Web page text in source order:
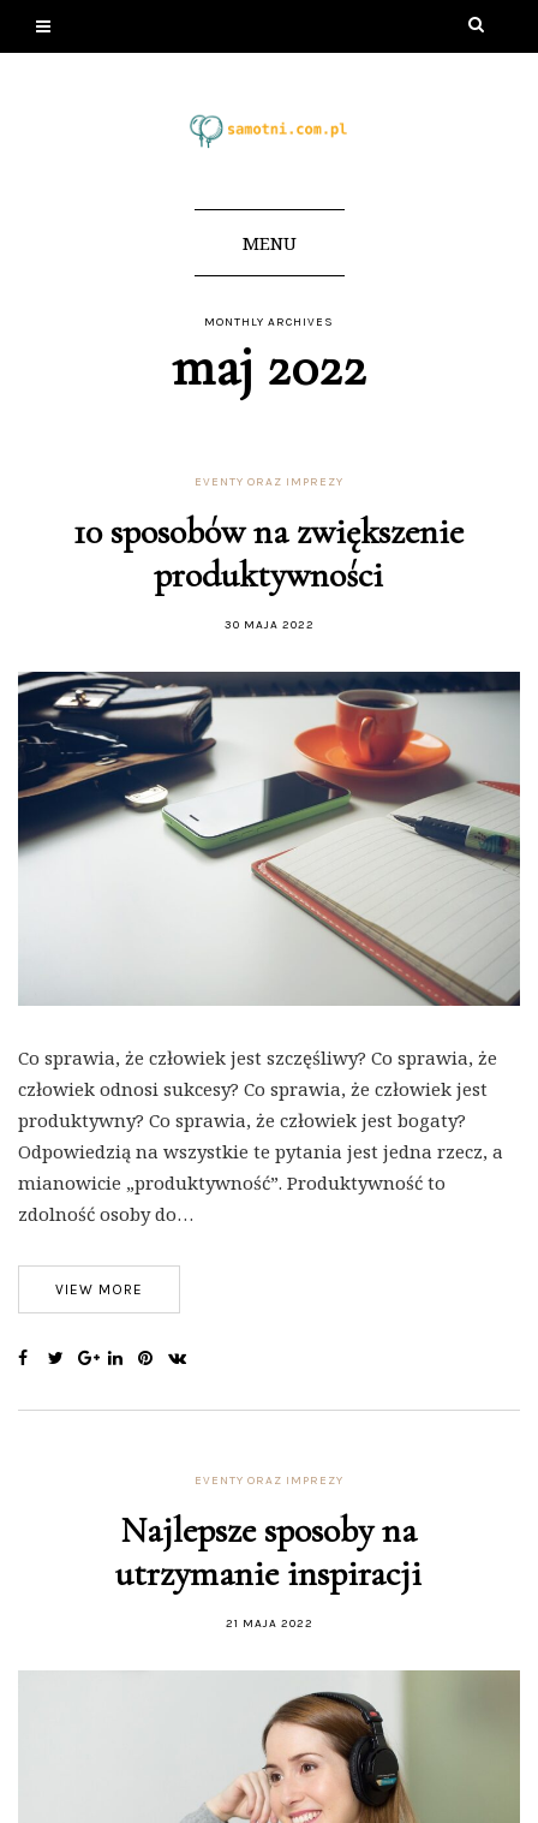
MENU
MONTHLY ARCHIVES
maj 2022
EVENTY ORAZ IMPREZY
10 sposobów na zwiększenie
produktywności
30 MAJA 2022
Co sprawia, że człowiek jest szczęśliwy? Co sprawia, że
człowiek odnosi sukcesy? Co sprawia, że człowiek jest
produktywny? Co sprawia, że człowiek jest bogaty?
Odpowiedzią na wszystkie te pytania jest jedna rzecz, a
mianowicie „produktywność”. Produktywność to
zdolność osoby do…
VIEW MORE
EVENTY ORAZ IMPREZY
Najlepsze sposoby na
utrzymanie inspiracji
21 MAJA 2022